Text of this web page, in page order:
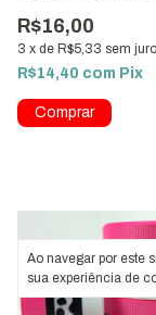
Ao navegar por este
sua experiência de
R$16,00
3 x de R$5,33 sem
R$14,40 com Pix